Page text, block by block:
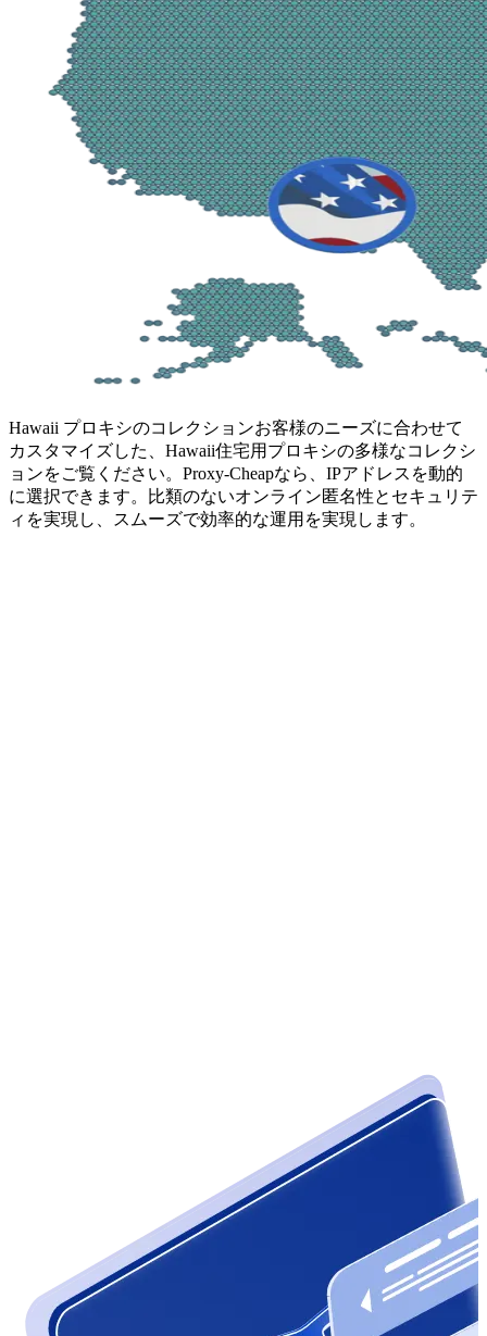
Hawaii プロキシのコレクションお客様のニーズに合わせて
カスタマイズした、Hawaii住宅用プロキシの多様なコレクシ
ョンをご覧ください。Proxy-Cheapなら、IPアドレスを動的
に選択できます。比類のないオンライン匿名性とセキュリテ
ィを実現し、スムーズで効率的な運用を実現します。